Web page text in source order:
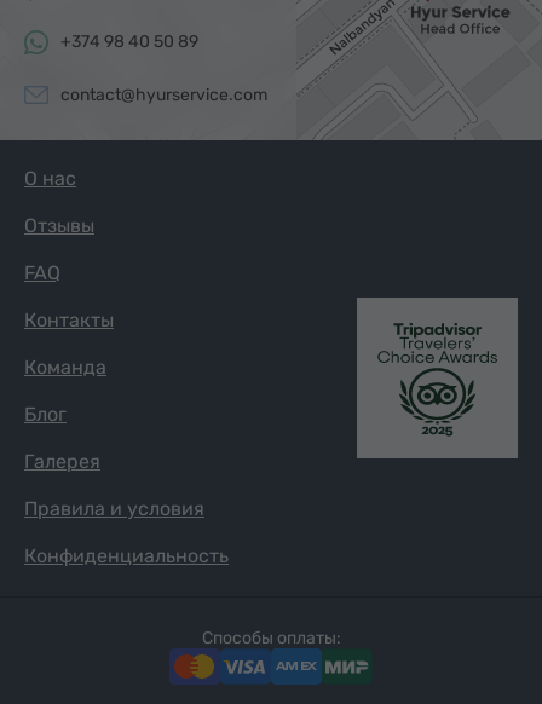
+374 98 40 50 89
contact@hyurservice.com
О нас
Отзывы
FAQ
Контакты
Команда
Блог
Галерея
Правила и условия
Конфиденциальность
Способы оплаты: